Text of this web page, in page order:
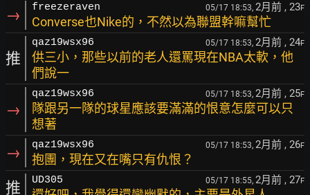
→ freezeraven 05/17 18:53, 2月前 , 23F
Converse也Nike的，不然以為聯盟幹嘛幫忙
推
qaz19wsx96 05/17 18:53, 2月前 , 24F
供三小，那些以前的老人還罵現在NBA太軟，他
們說一
→
qaz19wsx96 05/17 18:53, 2月前 , 25F
隊跟另一隊的球星應該要滿滿的恨意怎麼可以只
想著
→ qaz19wsx96 05/17 18:53, 2月前 , 26F
抱團，現在又在嘴只有仇恨？
推 UD305 05/17 18:55, 2月前 , 27F